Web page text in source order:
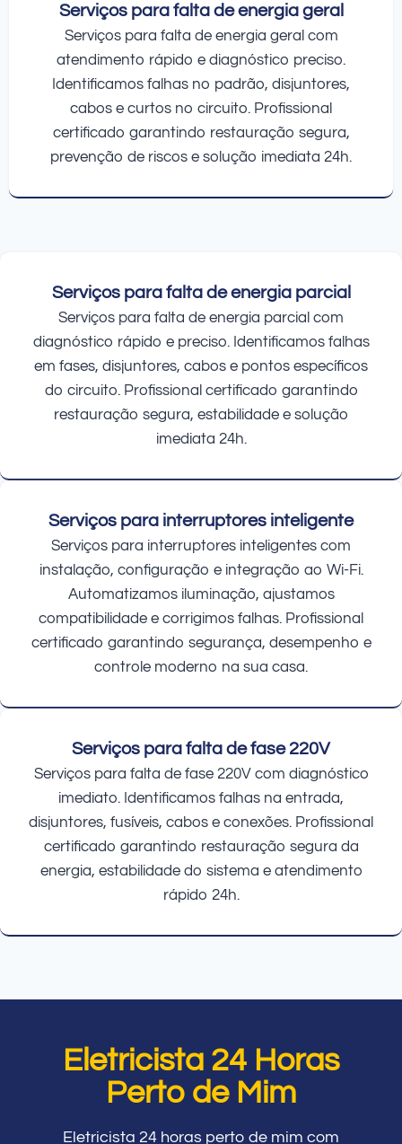
Serviços para falta de energia geral
Serviços para falta de energia geral com
atendimento rápido e diagnóstico preciso.
Identificamos falhas no padrão, disjuntores,
cabos e curtos no circuito. Profissional
certificado garantindo restauração segura,
prevenção de riscos e solução imediata 24h.
Serviços para falta de energia parcial
Serviços para falta de energia parcial com
diagnóstico rápido e preciso. Identificamos falhas
em fases, disjuntores, cabos e pontos específicos
do circuito. Profissional certificado garantindo
restauração segura, estabilidade e solução
imediata 24h.
Serviços para interruptores inteligente
Serviços para interruptores inteligentes com
instalação, configuração e integração ao Wi-Fi.
Automatizamos iluminação, ajustamos
compatibilidade e corrigimos falhas. Profissional
certificado garantindo segurança, desempenho e
controle moderno na sua casa.
Serviços para falta de fase 220V
Serviços para falta de fase 220V com diagnóstico
imediato. Identificamos falhas na entrada,
disjuntores, fusíveis, cabos e conexões. Profissional
certificado garantindo restauração segura da
energia, estabilidade do sistema e atendimento
rápido 24h.
Eletricista 24 Horas
Perto de Mim
Eletricista 24 horas perto de mim com